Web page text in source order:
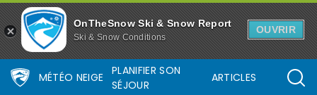
OnTheSnow Ski & Snow Report
Ski & Snow Conditions
OUVRIR
MÉTÉO NEIGE
PLANIFIER SON
SÉJOUR
ARTICLES